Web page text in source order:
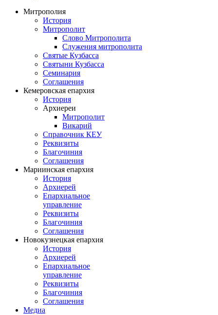
Митрополия
История
Митрополит
Слово Митрополита
Служения митрополита
Святые Кузбасса
Святыни Кузбасса
Семинария
Соглашения
Кемеровская епархия
История
Архиереи
Митрополит
Викарий
Справочник КЕУ
Реквизиты
Благочиния
Соглашения
Мариинская епархия
История
Архиерей
Епархиальное
управление
Реквизиты
Благочиния
Соглашения
Новокузнецкая епархия
История
Архиерей
Епархиальное
управление
Реквизиты
Благочиния
Соглашения
Медиа